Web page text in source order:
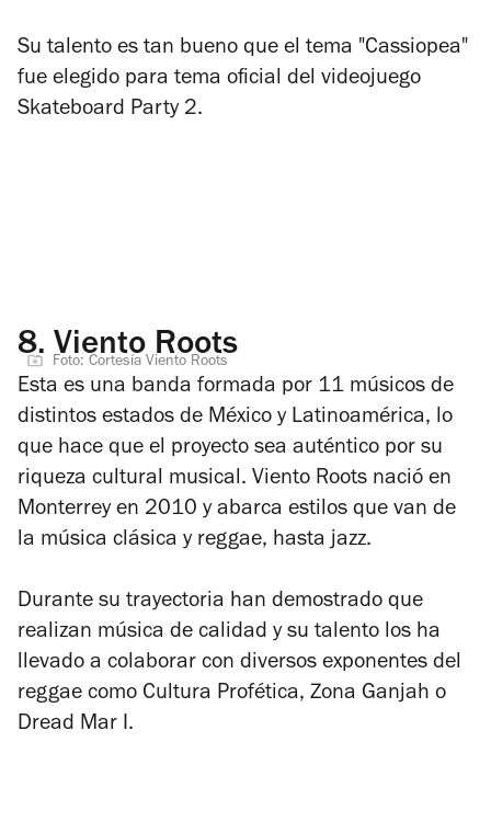
Su talento es tan bueno que el tema "Cassiopea"
fue elegido para tema oficial del videojuego
Skateboard Party 2.
8. Viento Roots
Foto: Cortesía Viento Roots
Esta es una banda formada por 11 músicos de
distintos estados de México y Latinoamérica, lo
que hace que el proyecto sea auténtico por su
riqueza cultural musical. Viento Roots nació en
Monterrey en 2010 y abarca estilos que van de
la música clásica y reggae, hasta jazz.
Durante su trayectoria han demostrado que
realizan música de calidad y su talento los ha
llevado a colaborar con diversos exponentes del
reggae como Cultura Profética, Zona Ganjah o
Dread Mar I.